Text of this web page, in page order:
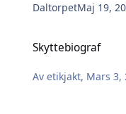
DaltorpetMaj 19,
Skyttebiograf
Avetikjakt, Mars 3,